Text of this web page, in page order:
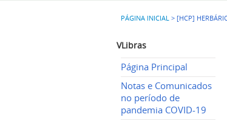
PÁGINA INICIAL > [HCP]
VLibras
Página Principal
Notas e Comunicados
no período de
pandemia COVID-19